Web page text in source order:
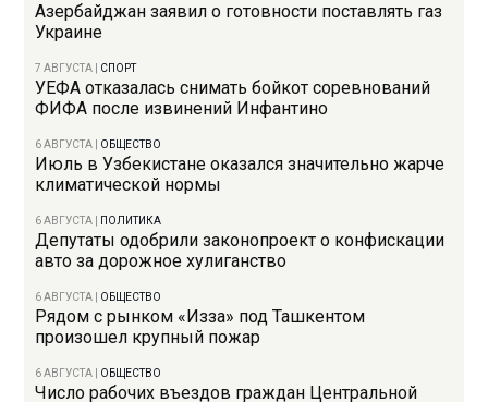
Азербайджан заявил о готовности поставлять газ
Украине
7 АВГУСТА СПОРТ
УЕФА отказалась снимать бойкот соревнований
ФИФА после извинений Инфантино
6 АВГУСТА ОБЩЕСТВО
Июль в Узбекистане оказался значительно жарче
климатической нормы
6 АВГУСТА ПОЛИТИКА
Депутаты одобрили законопроект о конфискации
авто за дорожное хулиганство
6 АВГУСТА ОБЩЕСТВО
Рядом с рынком «Изза» под Ташкентом
произошел крупный пожар
6 АВГУСТА ОБЩЕСТВО
Число рабочих въездов граждан Центральной